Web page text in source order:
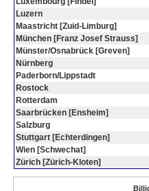
Luzern
Maastricht [Zuid-Limburg]
München [Franz Josef Strauss]
Münster/Osnabrück [Greven]
Nürnberg
Paderborn/Lippstadt
Rostock
Rotterdam
Saarbrücken [Ensheim]
Salzburg
Stuttgart [Echterdingen]
Wien [Schwechat]
Zürich [Zürich-Kloten]